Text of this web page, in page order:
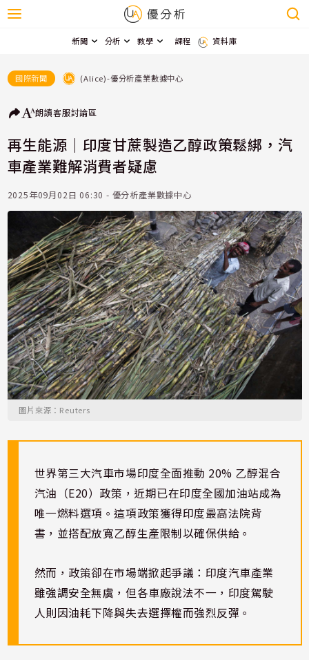
新聞 分析 教學 課程 資料庫
國際新聞 (Alice)-優分析產業數據中心
朗讀客服討論區
再生能源｜印度甘蔗製造乙醇政策鬆綁，汽
車產業難解消費者疑慮
2025年09月02日 06:30 - 優分析產業數據中心
圖片來源：Reuters
世界第三大汽車市場印度全面推動 20% 乙醇混合
汽油（E20）政策，近期已在印度全國加油站成為
唯一燃料選項。這項政策獲得印度最高法院背
書，並搭配放寬乙醇生產限制以確保供給。
然而，政策卻在市場端掀起爭議：印度汽車產業
雖強調安全無虞，但各車廠說法不一，印度駕駛
人則因油耗下降與失去選擇權而強烈反彈。